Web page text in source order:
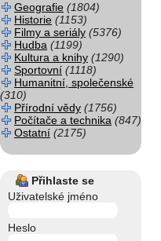
Geografie (1804)
Historie (1153)
Filmy a seriály (5376)
Hudba (1199)
Kultura a knihy (1290)
Sportovní (1118)
Humanitní, společenské
(310)
Přírodní vědy (1756)
Počítače a technika (847)
Ostatní (2175)
Přihlaste se
Uživatelské jméno
Heslo